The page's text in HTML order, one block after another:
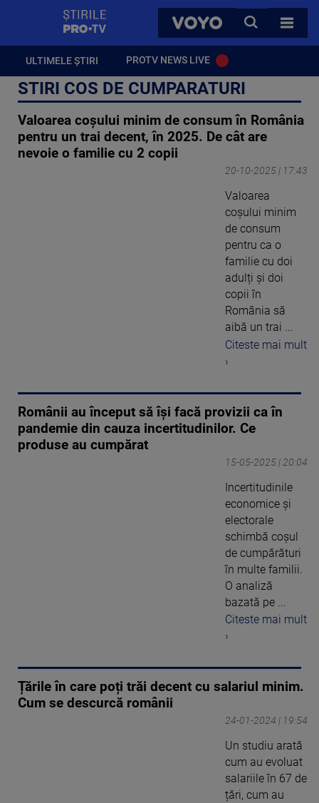
VOYO
CAUTA
TOATE
ULTIMELE ȘTIRI PROTV NEWS LIVE
STIRI COS DE CUMPARATURI
Valoarea coșului minim de consum în România
pentru un trai decent, în 2025. De cât are
nevoie o familie cu 2 copii
20-10-2025 | 17:43
Valoarea
coșului minim
de consum
pentru ca o
familie cu doi
adulți și doi
copii în
România să
aibă un trai ...
Citeste mai mult
›
Românii au început să își facă provizii ca în
pandemie din cauza incertitudinilor. Ce
produse au cumpărat
15-05-2025 | 20:04
Incertitudinile
economice și
electorale
schimbă coșul
de cumpărături
în multe familii.
O analiză
bazată pe ...
Citeste mai mult
›
Țările în care poți trăi decent cu salariul minim.
Cum se descurcă românii
24-01-2024 | 19:54
Un studiu arată
cum au evoluat
salariile în 67 de
țări, cum au